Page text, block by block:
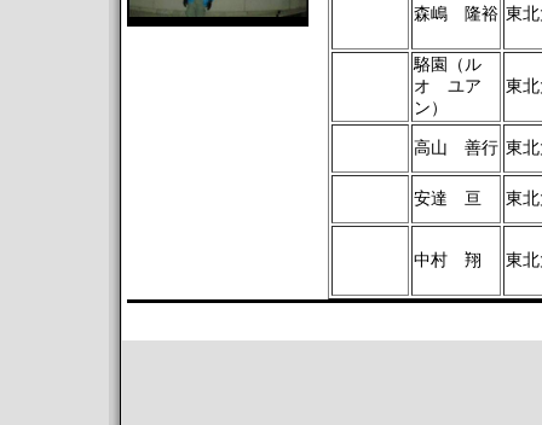
森嶋 隆裕 東
駱園（ル
オ ユア
ン）
東
高山 善行 東
安達 亘 東
中村 翔 東